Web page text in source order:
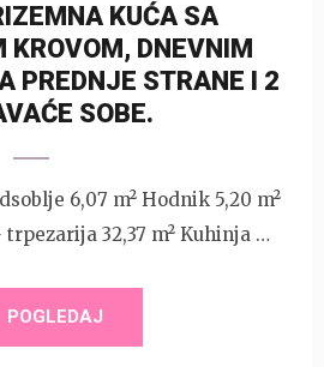
KUĆA SA
KROVOM, DNEVNIM
PREDNJE STRANE I 2
SOBE.
6,07 m² Hodnik 5,20 m²
32,37 m² Kuhinja …
POGLEDAJ